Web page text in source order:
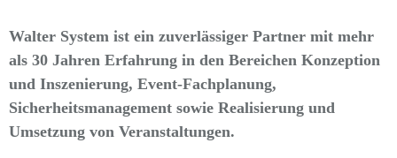
Walter System ist ein zuverlässiger Partner mit mehr
als 30 Jahren Erfahrung in den Bereichen Konzeption
und Inszenierung, Event-Fachplanung,
Sicherheitsmanagement sowie Realisierung und
Umsetzung von Veranstaltungen.